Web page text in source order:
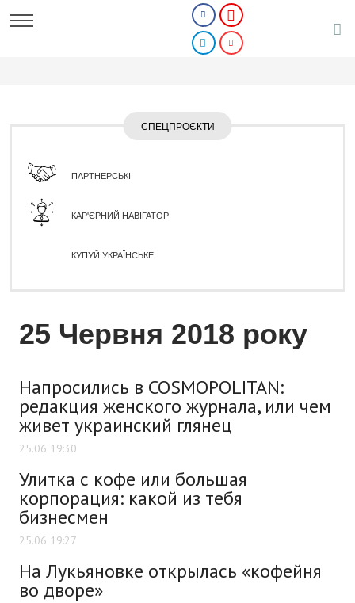
СПЕЦПРОЄКТИ
ПАРТНЕРСЬКІ
КАР'ЄРНИЙ НАВІГАТОР
КУПУЙ УКРАЇНСЬКЕ
25 Червня 2018 року
Напросились в COSMOPOLITAN:
редакция женского журнала, или чем
живет украинский глянец
25.06 19:30
Улитка с кофе или большая
корпорация: какой из тебя
бизнесмен
25.06 19:27
На Лукьяновке открылась «кофейня
во дворе»